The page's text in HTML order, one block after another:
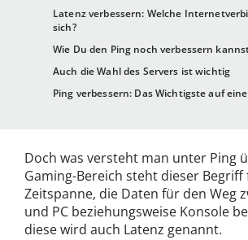
Latenz verbessern: Welche
sich?
Wie Du den Ping noch verbessern
Auch die Wahl des Servers ist wichtig
Ping verbessern: Das Wichtigste auf
Doch was versteht man unter Ping
Gaming-Bereich steht dieser Begriff
Zeitspanne, die Daten für den Weg
und PC beziehungsweise Konsole
diese wird auch Latenz genannt.